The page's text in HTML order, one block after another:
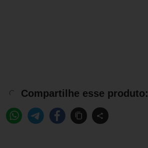
Compartilhe esse produto: